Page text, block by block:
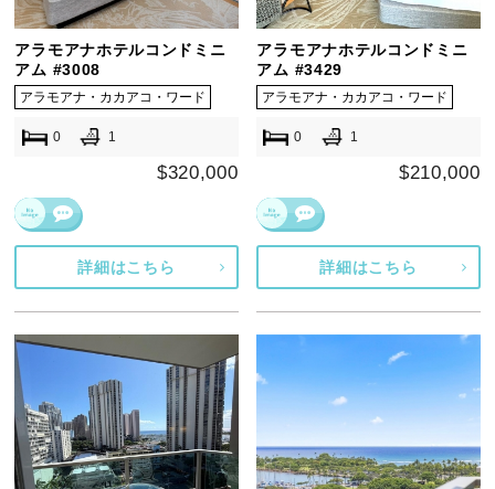
アラモアナホテルコンドミニ
アム #3008
アラモアナ・カカアコ・ワード
0 1
$320,000
詳細はこちら
アラモアナホテルコンドミニ
アム #3429
アラモアナ・カカアコ・ワード
0 1
$210,000
詳細はこちら